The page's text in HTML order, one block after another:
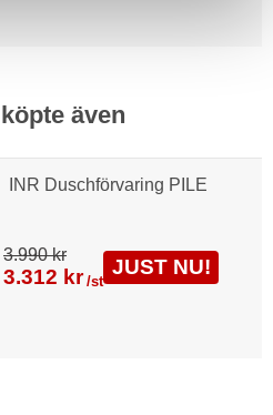
även
INR Duschförvaring PILE
3.990 kr
3.312 kr /st
JUST NU!